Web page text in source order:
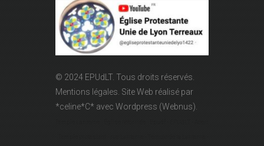
© 2024 EPUdLT. Tous droits réservés.
Mentions légales. Site Web réalisé par
*celine*C* avec Wordpress (Webnus).